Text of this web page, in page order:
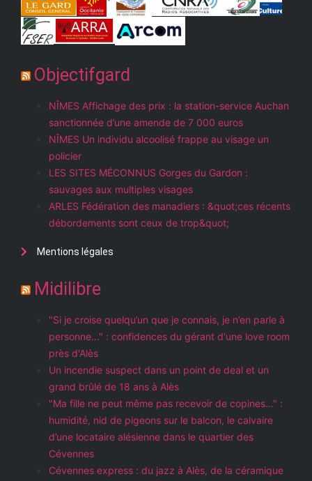
Objectifgard
NÎMES Affichage des prix : la station-service Auchan
sanctionnée d’une amende de 7 000 euros
NÎMES Un individu alcoolisé frappe au visage un
policier
LES SITES MÉCONNUS Gorges du Gardon :
sauvages aux multiples visages
ARLES Fédération des manadiers : &quot;ces récents
débordements sont ceux de trop&quot;
Mentions légales
Midilibre
"Si je croise quelqu’un que je connais, je n’en parle à
personne..." : confidences du gérant d'une love room
près d'Alès
Un incendie suspect dans un point de deal et un
grand brûlé de 18 ans à Alès
"Ma fille ne peut même pas recevoir de copines…" :
humidité, nid de pigeons sur le balcon, le calvaire
d’une locataire alésienne dans le quartier des
Cévennes
Cévennes express : du jazz à Alès, de la céramique